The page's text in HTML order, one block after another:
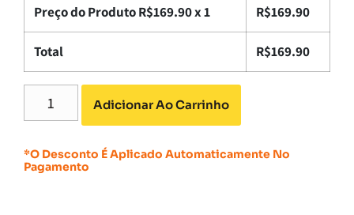
Preço do Produto R$169.90x 1 R$169.90
Total R$169.90
Adicionar Ao Carrinho
*O Desconto É Aplicado Automaticamente No
Pagamento